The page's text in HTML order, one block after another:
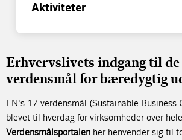
Aktiviteter
Erhvervslivets indgang til de
verdensmål for bæredygtig
FN's 17 verdensmål (Sustainable Business
blevet til hverdag for virksomheder over
Verdensmålsportalen her henvender sig til